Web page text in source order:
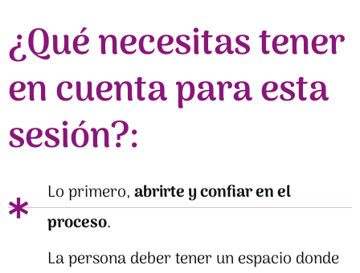
¿Qué necesitas tener
en cuenta para esta
sesión?:
Lo primero,abrirte y confiar en el
proceso.
La persona deber tener un espacio donde